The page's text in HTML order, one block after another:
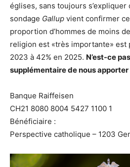
églises, sans toujours s’expliquer
sondage Gallup vient confirmer
proportion d’hommes de moins
religion est «très importante» est
2023 à 42% en 2025. N’est-ce
supplémentaire de nous
Banque Raiffeisen
CH21 8080 8004 5427 1100 1
Bénéficiaire :
Perspective catholique – 1203